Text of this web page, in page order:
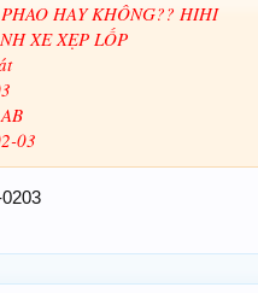
HAY KHÔNG?? HIHI
XE XẸP LỐP
03​